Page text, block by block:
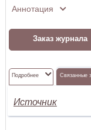
Аннотация
Заказ журнала
Подробнее Связанные
Источник